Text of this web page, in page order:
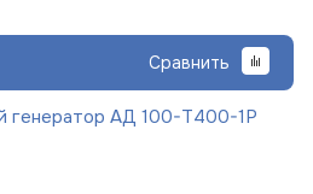
Сравнить
генератор АД 100-Т400-1Р